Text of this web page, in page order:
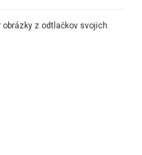
z odtlačkov svojich